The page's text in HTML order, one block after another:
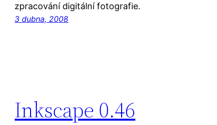
zpracování digitální fotografie.
3 dubna, 2008
Inkscape 0.46